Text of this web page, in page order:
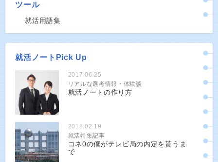
ツール
就活用語集
就活ノートPick Up
2017.06.25
リアルな選考情報・体験談
就活ノートの作り方
2018.02.19
就活特集記事
コネ0の僕がテレビ局の内定を貰うま
で